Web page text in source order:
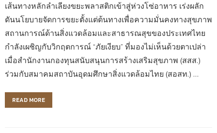
เส้นทางหลักลำเลียงขยะพลาสติกเข้าสู่ห่วงโซ่อาหาร เร่งผลัก
ดันนโยบายจัดการขยะตั้งแต่ต้นทางเพื่อความมั่นคงทางสุขภาพ
สถานการณ์ด้านสิ่งแวดล้อมและสาธารณสุขของประเทศไทย
กำลังเผชิญกับวิกฤตการณ์ “ภัยเงียบ” ที่มองไม่เห็นด้วยตาเปล่า
เมื่อสำนักงานกองทุนสนับสนุนการสร้างเสริมสุขภาพ (สสส.)
ร่วมกับสมาคมสถาบันอุดมศึกษาสิ่งแวดล้อมไทย (สอสท.) …
READ MORE